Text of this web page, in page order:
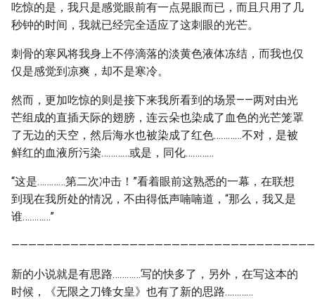
吃惊的是，我只是感觉眼前有一点晃眼而已，而且只用了几
秒钟的时间，我就已经完全适应了这刺眼的光芒。
刺骨的寒风将我身上不停滴落的淡黄色液体冻结，而我也仅
仅是感觉到凉爽，却不是寒冷。
然而，更加吃惊的则是接下来我所看到的场景——两对由光
芒组成的直插天际的翅膀，连云朵也染成了血色的光芒笼罩
了无边的天空，然后海水也被染成了红色…………不对，是被
鲜红的血液所污染…………或是，同化…………
“这是…………第二次冲击！”看着眼前这熟悉的一幕，在联想
到现在我所处的情况，不由得低声喃喃道，“那么，我又是
谁…………”
新的小说就是有思路…………写的快多了，另外，在写这本的
时候，《无限之刀锋女皇》也有了新的思路…………